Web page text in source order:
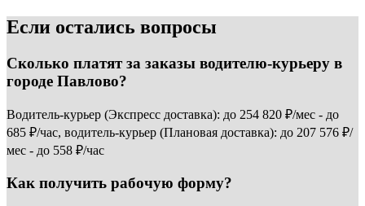
Если остались вопросы
Сколько платят за заказы водителю-курьеру в
городе Павлово?
Водитель-курьер (Экспресс доставка): до 254 820 ₽/мес - до
685 ₽/час, водитель-курьер (Плановая доставка): до 207 576 ₽/
мес - до 558 ₽/час
Как получить рабочую форму?